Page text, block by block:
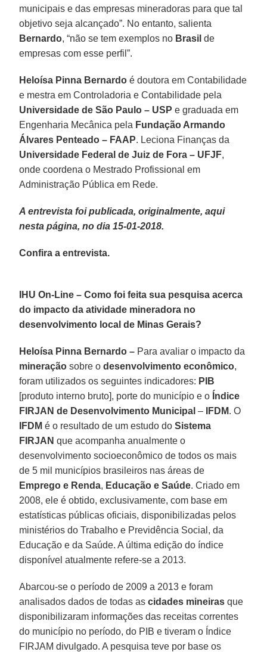
municipais e das empresas mineradoras para que tal
objetivo seja alcançado”. No entanto, salienta
Bernardo, “não se tem exemplos no Brasil de
empresas com esse perfil”.
Heloísa Pinna Bernardo é doutora em Contabilidade
e mestra em Controladoria e Contabilidade pela
Universidade de São Paulo – USP e graduada em
Engenharia Mecânica pela Fundação Armando
Álvares Penteado – FAAP. Leciona Finanças da
Universidade Federal de Juiz de Fora – UFJF,
onde coordena o Mestrado Profissional em
Administração Pública em Rede.
A entrevista foi publicada, originalmente, aqui
nesta página, no dia 15-01-2018.
Confira a entrevista.
IHU On-Line – Como foi feita sua pesquisa acerca
do impacto da atividade mineradora no
desenvolvimento local de Minas Gerais?
Heloísa Pinna Bernardo – Para avaliar o impacto da
mineração sobre odesenvolvimento econômico,
foram utilizados os seguintes indicadores: PIB
[produto interno bruto], porte do município e o Índice
FIRJAN de Desenvolvimento Municipal – IFDM. O
IFDM é o resultado de um estudo doSistema
FIRJAN que acompanha anualmente o
desenvolvimento socioeconômico de todos os mais
de 5 mil municípios brasileiros nas áreas de
Emprego e Renda, Educação e Saúde. Criado em
2008, ele é obtido, exclusivamente, com base em
estatísticas públicas oficiais, disponibilizadas pelos
ministérios do Trabalho e Previdência Social, da
Educação e da Saúde. A última edição do índice
disponível atualmente refere-se a 2013.
Abarcou-se o período de 2009 a 2013 e foram
analisados dados de todas ascidades mineiras que
disponibilizaram informações das receitas correntes
do município no período, do PIB e tiveram o Índice
FIRJAM divulgado. A pesquisa teve por base os